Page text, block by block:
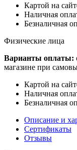
Картой на
Наличная
Безналичная
Физические лица
Варианты оплаты:
магазине при
Картой на
Наличная
Безналичная
Описание и
Сертификаты
Отзывы